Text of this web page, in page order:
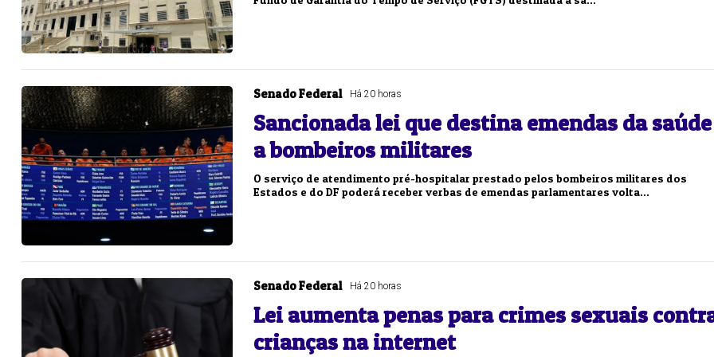
Senado Federal Há 20 horas
Sancionada lei que destina emendas da saúde
a bombeiros militares
O serviço de atendimento pré-hospitalar prestado pelos bombeiros militares dos
Estados e do DF poderá receber verbas de emendas parlamentares volta...
Senado Federal Há 20 horas
Lei aumenta penas para crimes sexuais
crianças na internet